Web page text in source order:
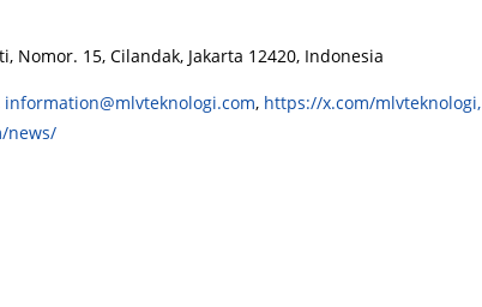
Nomor. 15, Cilandak, Jakarta 12420, Indonesia
information@mlvteknologi.com, https://x.com/mlvteknologi,
news/